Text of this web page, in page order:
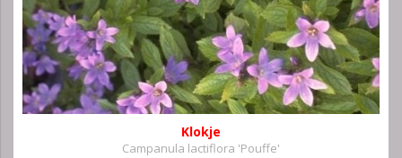
Klokje
Campanula lactiflora 'Pouffe'